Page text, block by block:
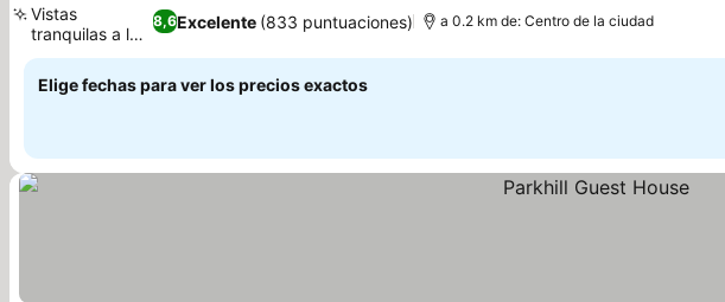
8,6Excelente (833 puntuaciones)
Vistas
tranquilas a la
calle
a 0.2 km de: Centro de la ciudad
Elige fechas para ver los precios exactos